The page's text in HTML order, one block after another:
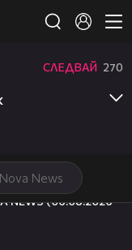
Nova News
СЛЕДВАЙ 270
NEWS (06.08.2026 -